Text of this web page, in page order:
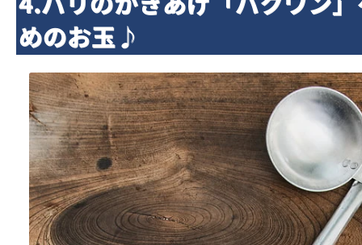
めのお玉♪